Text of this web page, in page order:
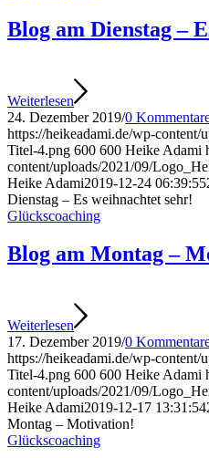
Blog am Dienstag –
Weiterlesen
24. Dezember 2019/0
https://heikeadami.de/wp-content/
Titel-4.png 600 600 Heike Adami
content/uploads/2021/09/
Heike Adami2019-12-24 06:39:55
Dienstag – Es weihnachtet sehr!
Glückscoaching
Blog am Montag –
Weiterlesen
17. Dezember 2019/0
https://heikeadami.de/wp-content/
Titel-4.png 600 600 Heike Adami
content/uploads/2021/09/
Heike Adami2019-12-17 13:31:54
Montag – Motivation!
Glückscoaching